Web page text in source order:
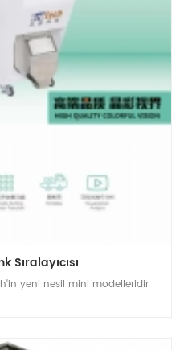
Sıralayıcısı
yeni nesil mini modelleridir